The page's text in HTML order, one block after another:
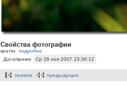
Свойства фотографии
кратко подробно
Дата/время
Ср 28 ноя 2007 23:36:12
первая предыдущая